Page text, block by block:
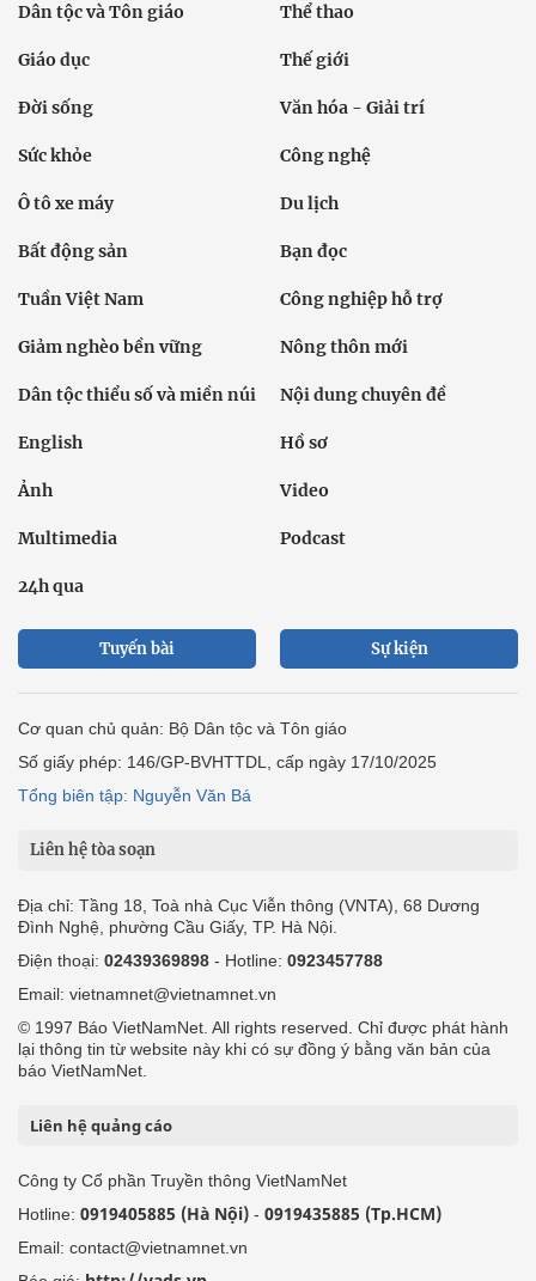
Dân tộc và Tôn giáo Thể thao
Giáo dục Thế giới
Đời sống Văn hóa - Giải trí
Sức khỏe Công nghệ
Ô tô xe máy Du lịch
Bất động sản Bạn đọc
Tuần Việt Nam Công nghiệp hỗ trợ
Giảm nghèo bền vững Nông thôn mới
Dân tộc thiểu số và miền núi Nội dung chuyên đề
English Hồ sơ
Ảnh Video
Multimedia Podcast
24h qua
Tuyến bài Sự kiện
Cơ quan chủ quản: Bộ Dân tộc và Tôn giáo
Số giấy phép: 146/GP-BVHTTDL, cấp ngày 17/10/2025
Tổng biên tập: Nguyễn Văn Bá
Liên hệ tòa soạn
Địa chỉ: Tầng 18, Toà nhà Cục Viễn thông (VNTA), 68 Dương
Đình Nghệ, phường Cầu Giấy, TP. Hà Nội.
Điện thoại: 02439369898 - Hotline: 0923457788
Email: vietnamnet@vietnamnet.vn
© 1997 Báo VietNamNet. All rights reserved. Chỉ được phát hành
lại thông tin từ website này khi có sự đồng ý bằng văn bản của
báo VietNamNet.
Liên hệ quảng cáo
Công ty Cổ phần Truyền thông VietNamNet
Hotline: 0919405885 (Hà Nội) - 0919435885 (Tp.HCM)
Email: contact@vietnamnet.vn